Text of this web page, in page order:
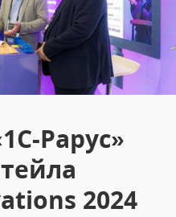
Рарус»
2024